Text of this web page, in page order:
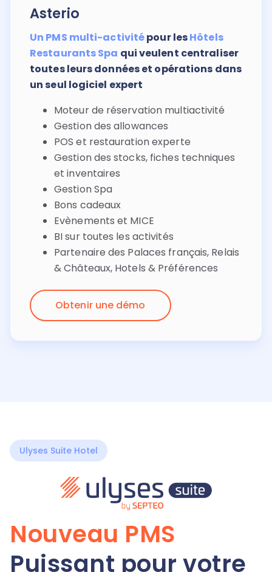
Asterio
Un PMS multi-activitépour lesHôtels
Restaurants Spa qui veulent centraliser
toutes leurs données et opérations dans
un seul logiciel expert
Moteur de réservation multiactivité
Gestion des allowances
POS et restauration experte
Gestion des stocks, fiches techniques
et inventaires
Gestion Spa
Bons cadeaux
Evènements et MICE
BI sur toutes les activités
Partenaire des Palaces français, Relais
& Châteaux, Hotels & Préférences
Obtenir une démo
Ulyses Suite Hotel
Nouveau PMS
Puissant pour votre